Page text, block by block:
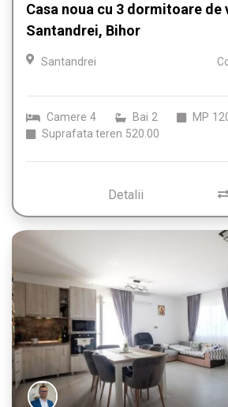
Casa noua cu 3 dormitoare de
Santandrei, Bihor
Santandrei
Camere 4 Bai 2 MP
Suprafata teren 520.00
Detalii